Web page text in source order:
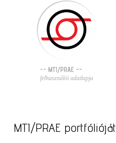
-- MTI/PRAE --
felhasználói adatlapja
MTI/PRAE portfólióját